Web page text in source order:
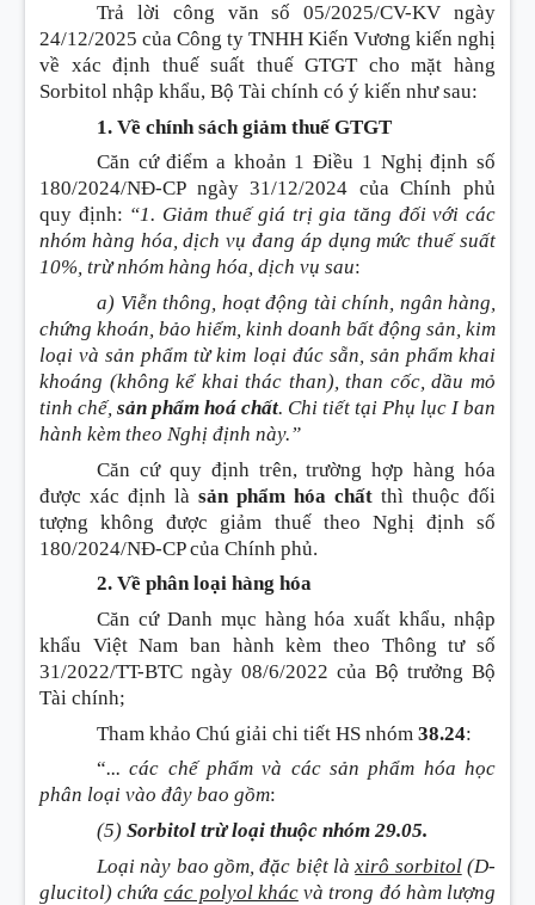
Trả lời công văn số 05/2025/CV-KV ngày
24/12/2025 của Công ty TNHH Kiến Vương kiến nghị
về xác định thuế suất thuế GTGT cho mặt hàng
Sorbitol nhập khẩu, Bộ Tài chính có ý kiến như sau:
1. Về chính sách giảm thuế GTGT
Căn cứ điểm a khoản 1 Điều 1 Nghị định số
180/2024/NĐ-CP ngày 31/12/2024 của Chính phủ
quy định: “1. Giảm thuế giá trị gia tăng đối với các
nhóm hàng hóa, dịch vụ đang áp dụng mức thuế suất
10%, trừ nhóm hàng hóa, dịch vụ sau:
a) Viễn thông, hoạt động tài chính, ngân hàng,
chứng khoán, bảo hiểm, kinh doanh bất động sản, kim
loại và sản phẩm từ kim loại đúc sẵn, sản phẩm khai
khoáng (không kể khai thác than), than cốc, dầu mỏ
tinh chế, sản phẩm hoá chất. Chi tiết tại Phụ lục I ban
hành kèm theo Nghị định này.”
Căn cứ quy định trên, trường hợp hàng hóa
được xác định là sản phẩm hóa chất thì thuộc đối
tượng không được giảm thuế theo Nghị định số
180/2024/NĐ-CP của Chính phủ.
2. Về phân loại hàng hóa
Căn cứ Danh mục hàng hóa xuất khẩu, nhập
khẩu Việt Nam ban hành kèm theo Thông tư số
31/2022/TT-BTC ngày 08/6/2022 của Bộ trưởng Bộ
Tài chính;
Tham khảo Chú giải chi tiết HS nhóm 38.24:
“... các chế phẩm và các sản phẩm hóa học
phân loại vào đây bao gồm:
(5) Sorbitol trừ loại thuộc nhóm 29.05.
Loại này bao gồm, đặc biệt làxirô sorbitol (D-
glucitol) chứacác polyol khácvà trong đó hàm lượng